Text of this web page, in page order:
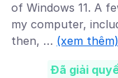
of Windows 11. A
my computer,
then, … (xem thêm)
Đã giải